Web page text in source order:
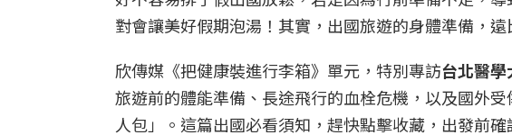
對會讓美好假期泡湯！其實，出國旅遊的身體準備，遠
欣傳媒《把健康裝進行李箱》單元，特別專訪台北醫
旅遊前的體能準備、長途飛行的血栓危機，以及國外
人包」。這篇出國必看須知，趕快點擊收藏，出發前確